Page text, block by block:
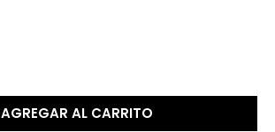
AGREGAR AL CARRITO